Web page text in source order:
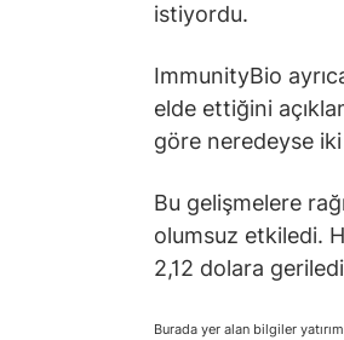
istiyordu.
ImmunityBio
elde ettiğini
göre neredeyse
Bu gelişmelere
olumsuz etkiledi.
2,12 dolara
Burada yer alan bilgiler